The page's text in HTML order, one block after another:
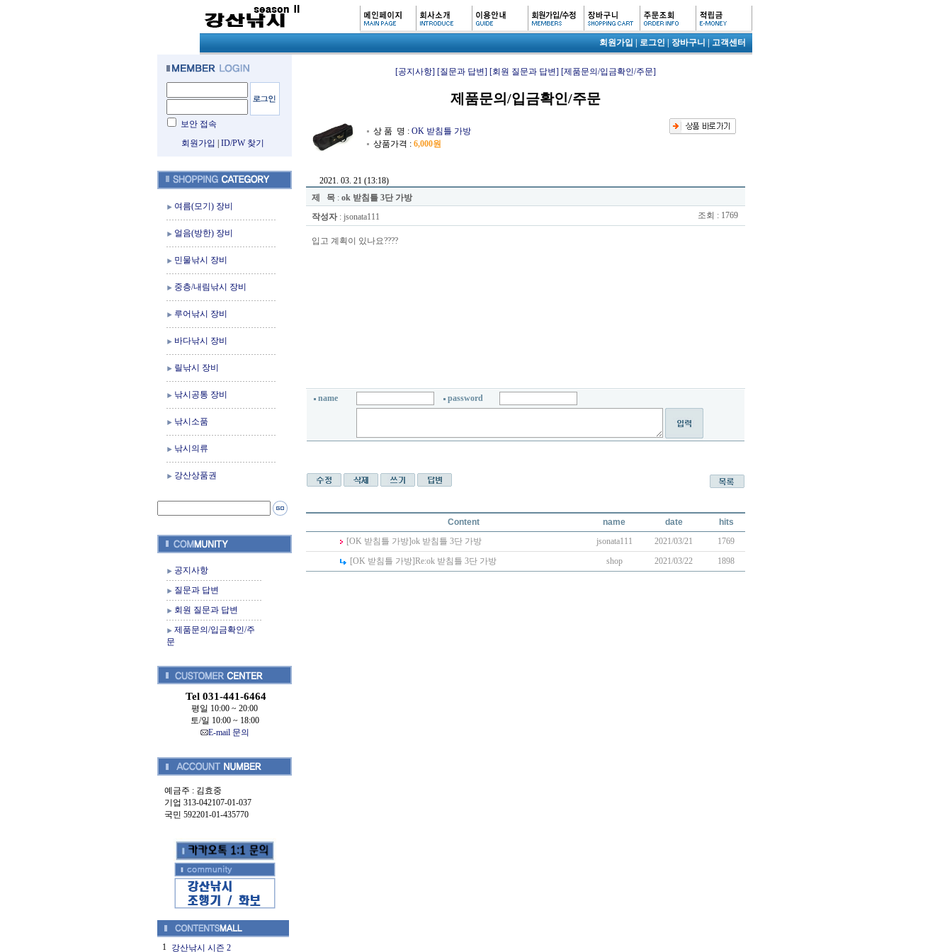
회원가입 로그인 장바구니 고객센터
보안 접속
회원가입
ID/PW 찾기
여름(모기) 장비
얼음(방한) 장비
민물낚시 장비
중층/내림낚시 장비
루어낚시 장비
바다낚시 장비
릴낚시 장비
낚시공통 장비
낚시소품
낚시의류
강산상품권
공지사항
질문과 답변
회원 질문과 답변
제품문의/입금확인/주
문
Tel 031-441-6464
평일 10:00 ~ 20:00
토/일 10:00 ~ 18:00
E-mail 문의
예금주 : 김효중
기업 313-042107-01-037
국민 592201-01-435770
1 강산낚시 시즌 2
[공지사항] [질문과 답변] [회원 질문과 답변] [제품문의/입금확인/주문]
제품문의/입금확인/주문
상 품 명 : OK 받침틀 가방
상품가격 : 6,000원
2021. 03. 21 (13:18)
제 목 : ok 받침틀 3단 가방
작성자: jsonata111 조회 : 1769
입고 계획이 있나요????
name password
Content name date
hits
[OK 받침틀 가방]ok 받침틀 3단 가방 jsonata111 2021/03/21
1769
[OK 받침틀 가방]Re:ok 받침틀 3단 가방 shop 2021/03/22 1898